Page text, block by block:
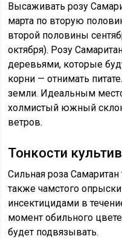
Высаживать розу
марта по вторую
второй половины
октября). Розу
деревьями, которые
корни — отнимать
земли. Идеальным
холмистый южный
ветров.
Тонкости
Сильная роза
также чамстого
инсектицидами в
момент обильного
будет подвязывать.